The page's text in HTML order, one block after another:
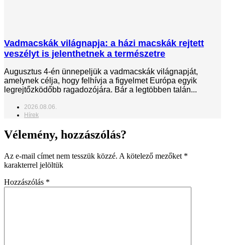
Vadmacskák világnapja: a házi macskák rejtett
veszélyt is jelenthetnek a természetre
Augusztus 4-én ünnepeljük a vadmacskák világnapját,
amelynek célja, hogy felhívja a figyelmet Európa egyik
legrejtőzködőbb ragadozójára. Bár a legtöbben talán...
2026.08.06.
Hírek
Vélemény, hozzászólás?
Az e-mail címet nem tesszük közzé. A kötelező mezőket *
karakterrel jelöltük
Hozzászólás *